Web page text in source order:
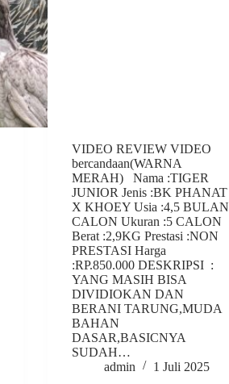
VIDEO REVIEW VIDEO
bercandaan(WARNA
MERAH) Nama :TIGER
JUNIOR Jenis :BK PHANAT
X KHOEY Usia :4,5 BULAN
CALON Ukuran :5 CALON
Berat :2,9KG Prestasi :NON
PRESTASI Harga
:RP.850.000 DESKRIPSI :
YANG MASIH BISA
DIVIDIOKAN DAN
BERANI TARUNG,MUDA
BAHAN
DASAR,BASICNYA
SUDAH…
admin
1 Juli 2025